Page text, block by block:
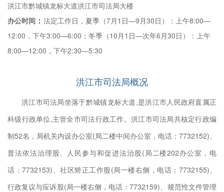
洪江市黔城镇龙标大道洪江市司法局大楼
办公时间 ： 法定工作日，夏季（7月1日—9月30日）：上午8:00—
12:00，下午3:00—6:00；冬季（10月1日—次年6月30日）：上午
8:00—12:00，下午2:30—5:30
洪江市司法局概况
洪江市司法局坐落于黔城镇龙标大道,是洪江市人民政府直属正
科级行政单位,主管全市司法行政工作。洪江市司法局共核定行政编
制52名，局机关内设办公室(局二楼中间办公室，电话：7732152)、
普法依法治理股、人民参与和促进法治股(局二楼202办公室，电
话：7732153)、社区矫正工作股(局一楼右侧，电话：7732155)、
行政复议与应诉股(局一楼右侧，电话：7732159)、规范性文件管理